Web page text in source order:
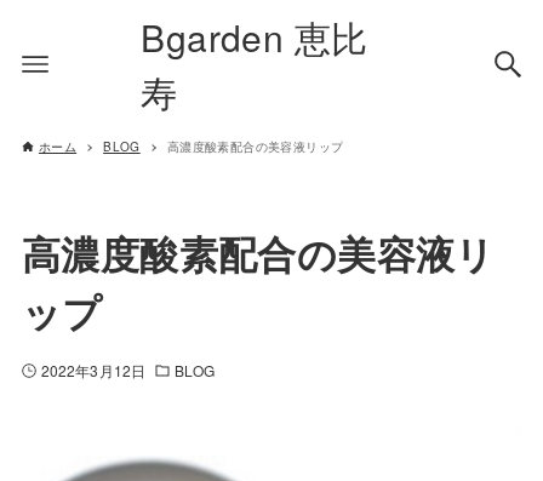
Bgarden 恵比
寿
ホーム BLOG 高濃度酸素配合の美容液リップ
高濃度酸素配合の美容液リ
ップ
2022年3月12日 BLOG